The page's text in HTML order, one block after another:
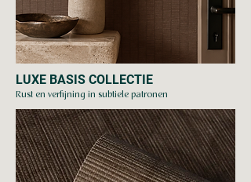
LUXE BASIS COLLECTIE
Rust en verfijning in subtiele patronen